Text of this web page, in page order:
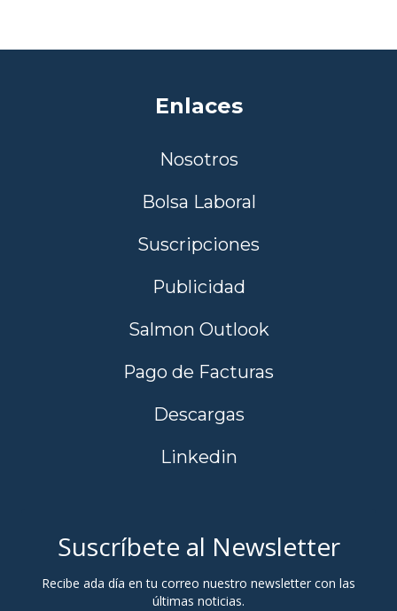
Enlaces
Nosotros
Bolsa Laboral
Suscripciones
Publicidad
Salmon Outlook
Pago de Facturas
Descargas
Linkedin
Suscríbete al Newsletter
Recibe ada día en tu correo nuestro newsletter con las
últimas noticias.